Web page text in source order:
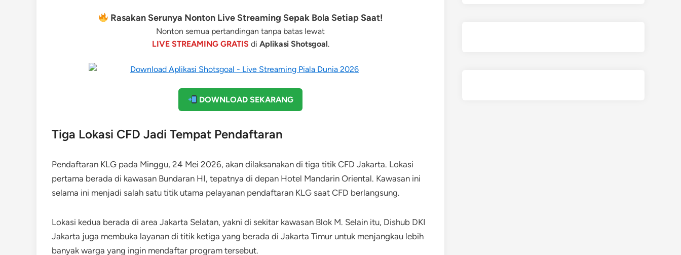
Rasakan Serunya Nonton Live Streaming Sepak Bola Setiap Saat!
Nonton semua pertandingan tanpa batas lewat
LIVE STREAMING GRATIS di Aplikasi Shotsgoal.
DOWNLOAD SEKARANG
Tiga Lokasi CFD Jadi Tempat Pendaftaran
Pendaftaran KLG pada Minggu, 24 Mei 2026, akan dilaksanakan di tiga titik CFD Jakarta. Lokasi
pertama berada di kawasan Bundaran HI, tepatnya di depan Hotel Mandarin Oriental. Kawasan ini
selama ini menjadi salah satu titik utama pelayanan pendaftaran KLG saat CFD berlangsung.
Lokasi kedua berada di area Jakarta Selatan, yakni di sekitar kawasan Blok M. Selain itu, Dishub DKI
Jakarta juga membuka layanan di titik ketiga yang berada di Jakarta Timur untuk menjangkau lebih
banyak warga yang ingin mendaftar program tersebut.